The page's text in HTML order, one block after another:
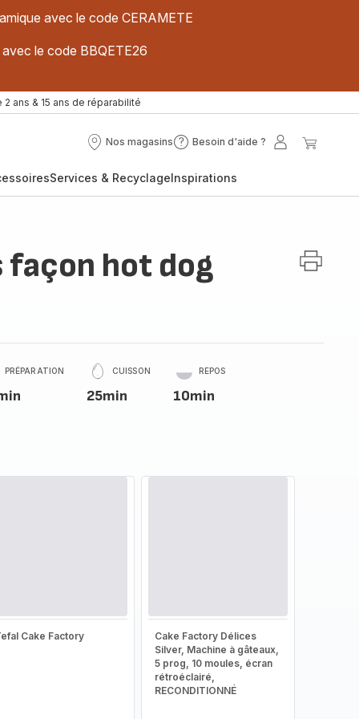
avec le code CERAMETE
le code BBQETE26
2 ans & 15 ans de réparabilité
Nos magasins
Nos
Besoin d'aide ?
Besoin
?
Mon
Services & RecyclageInspirations
hot dog
PRÉPARATION CUISSON
25min
REPOS
10min
Cake Factory
Cake Factory Délices
Silver, Machine à gâteaux,
5 prog, 10 moules, écran
rétroéclairé,
RECONDITIONNÉ